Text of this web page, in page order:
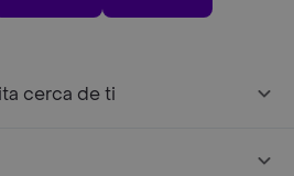
cerca de ti